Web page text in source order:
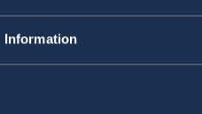
Information
sobre la inscripción en
con el municipio